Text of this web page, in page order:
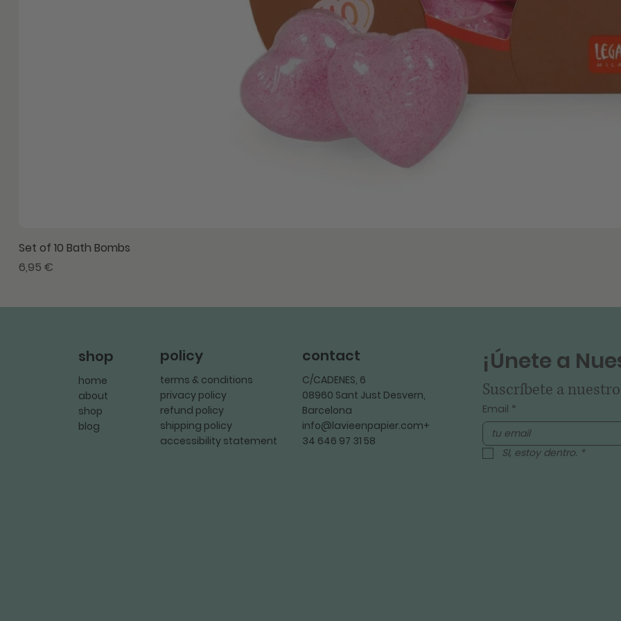
Set of 10 Bath Bombs
Precio
6,95 €
shop
home
about
shop
blog
policy
terms & conditions
privacy policy
refund policy
shipping policy
accessibility statement
contact
C/CADENES, 6
08960 Sant Just Desvern,
Barcelona
info@lavieenpapier.com+
34 646 97 31 58
¡Únete a
Suscríbete a
Email *
SI, estoy dentro. *